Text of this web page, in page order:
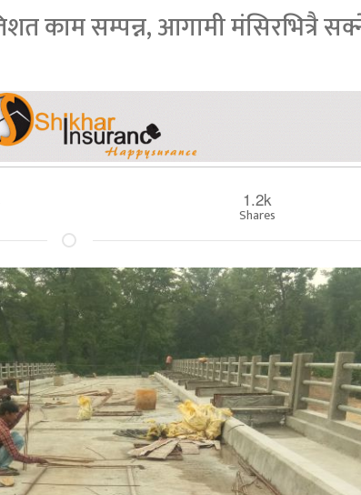
काम सम्पन्न, आगामी मंसिरभित्रै
1.2k
Shares